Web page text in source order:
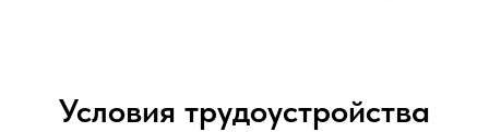
Условия трудоустройства